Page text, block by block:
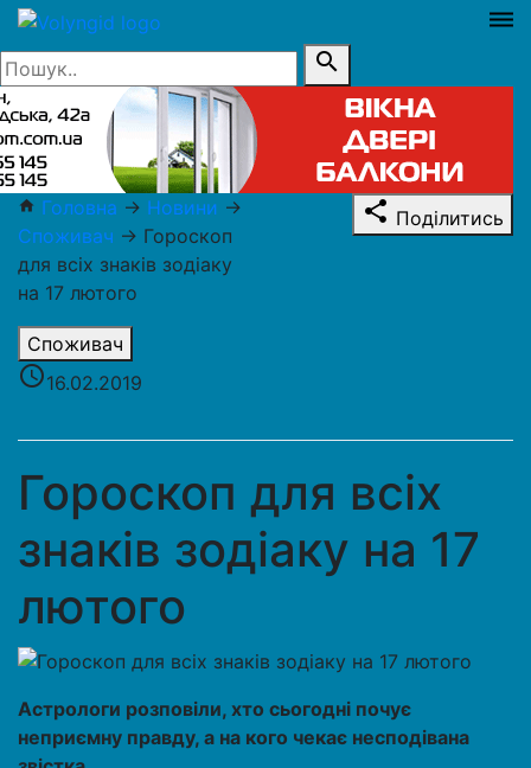
dehaze
search
home Головна → Новини →
Споживач → Гороскоп
для всіх знаків зодіаку
на 17 лютого
Споживач
access_time16.02.2019
share Поділитись
Гороскоп для всіх
знаків зодіаку на 17
лютого
Астрологи розповіли, хто сьогодні почує
неприємну правду, а на кого чекає несподівана